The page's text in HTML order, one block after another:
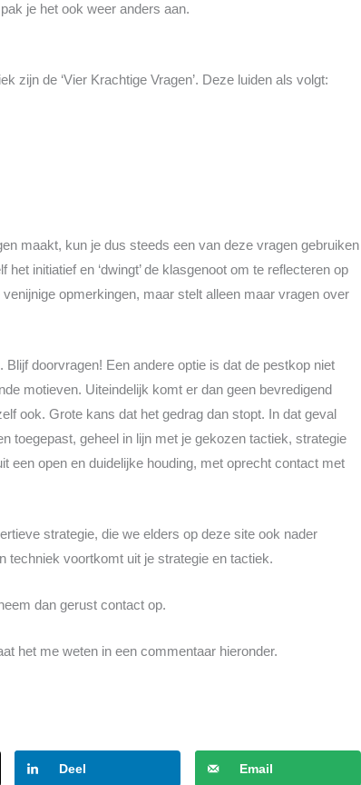
je het ook weer anders aan.
zijn de ‘Vier Krachtige Vragen’. Deze luiden als volgt:
maakt, kun je dus steeds een van deze vragen gebruiken
initiatief en ‘dwingt’ de klasgenoot om te reflecteren op
opmerkingen, maar stelt alleen maar vragen over
doorvragen! Een andere optie is dat de pestkop niet
motieven. Uiteindelijk komt er dan geen bevredigend
ook. Grote kans dat het gedrag dan stopt. In dat geval
toegepast, geheel in lijn met je gekozen tactiek, strategie
een open en duidelijke houding, met oprecht contact met
strategie, die we elders op deze site ook nader
techniek voortkomt uit je strategie en tactiek.
dan gerust contact op.
het me weten in een commentaar hieronder.
Deel Email